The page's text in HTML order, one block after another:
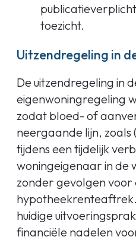
toezicht.
Uitzendregeling in
De uitzendregeling in
eigenwoningregeling
zodat bloed- of
neergaande lijn,
tijdens een tijdelijk
woningeigenaar in de
zonder gevolgen voor
hypotheekrenteaftrek.
huidige
financiële nadelen